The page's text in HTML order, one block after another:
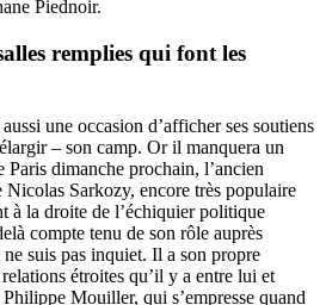
Piednoir.
remplies qui font les
une occasion d’afficher ses soutiens
– son camp. Or il manquera un
dimanche prochain, l’ancien
Sarkozy, encore très populaire
à la droite de l’échiquier politique
compte tenu de son rôle auprès
ne suis pas inquiet. Il a son propre
étroites qu’il y a entre lui et
Mouiller, qui s’empresse quand